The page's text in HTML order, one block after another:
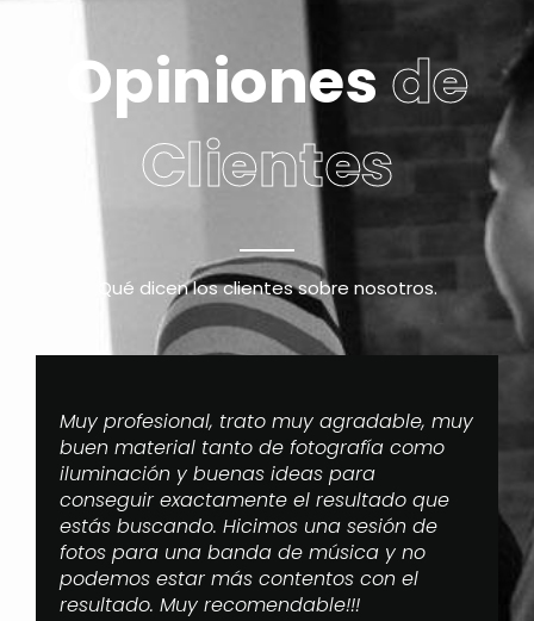
Opiniones de
Clientes
Qué dicen los clientes sobre nosotros.
Muy profesional, trato muy agradable, muy
buen material tanto de fotografía como
iluminación y buenas ideas para
conseguir exactamente el resultado que
estás buscando. Hicimos una sesión de
fotos para una banda de música y no
podemos estar más contentos con el
resultado. Muy recomendable!!!